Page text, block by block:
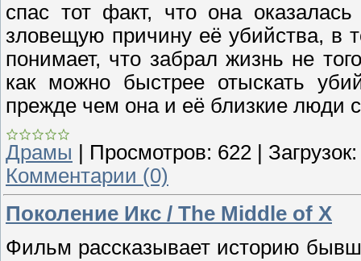
спас тот факт, что она
зловещую причину её убийства, в
понимает, что забрал жизнь не
как можно быстрее отыскать
прежде чем она и её близкие люди
Драмы | Просмотров: 622 | Загрузок:
Комментарии (0)
Поколение Икс / The Middle of X
Фильм рассказывает историю